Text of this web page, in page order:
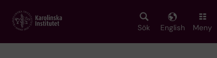
main
Sök English Meny